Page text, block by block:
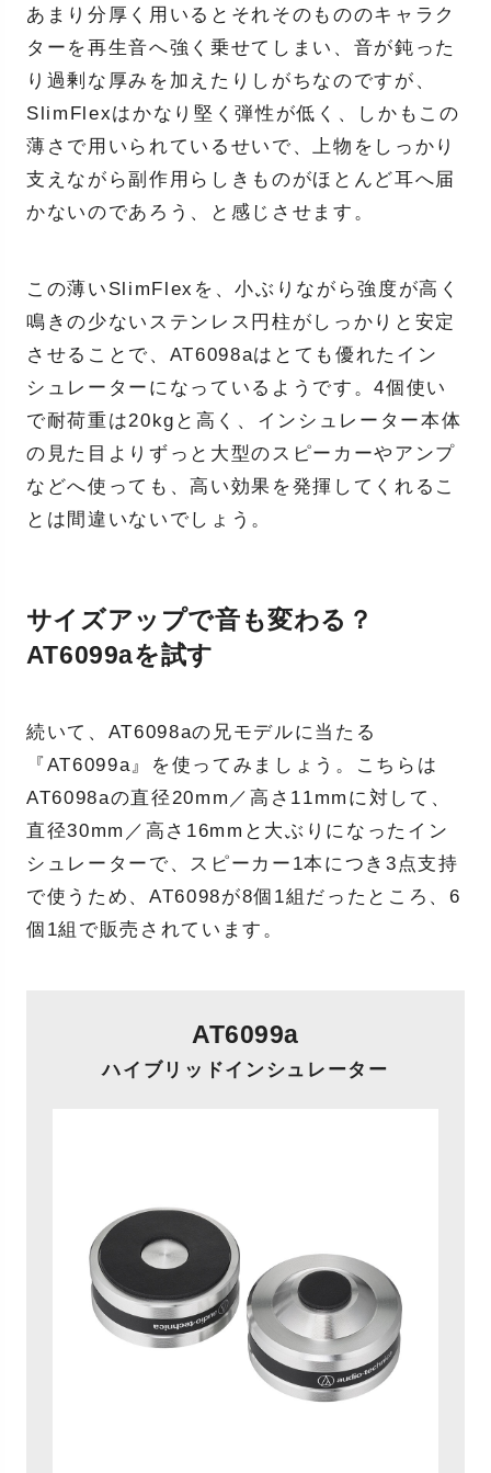
あまり分厚く用いるとそれそのもののキャラク
ターを再生音へ強く乗せてしまい、音が鈍った
り過剰な厚みを加えたりしがちなのですが、
SlimFlexはかなり堅く弾性が低く、しかもこの
薄さで用いられているせいで、上物をしっかり
支えながら副作用らしきものがほとんど耳へ届
かないのであろう、と感じさせます。
この薄いSlimFlexを、小ぶりながら強度が高く
鳴きの少ないステンレス円柱がしっかりと安定
させることで、AT6098aはとても優れたイン
シュレーターになっているようです。4個使い
で耐荷重は20kgと高く、インシュレーター本体
の見た目よりずっと大型のスピーカーやアンプ
などへ使っても、高い効果を発揮してくれるこ
とは間違いないでしょう。
サイズアップで音も変わる？
AT6099aを試す
続いて、AT6098aの兄モデルに当たる
『AT6099a』を使ってみましょう。こちらは
AT6098aの直径20mm／高さ11mmに対して、
直径30mm／高さ16mmと大ぶりになったイン
シュレーターで、スピーカー1本につき3点支持
で使うため、AT6098が8個1組だったところ、6
個1組で販売されています。
AT6099a
ハイブリッドインシュレーター